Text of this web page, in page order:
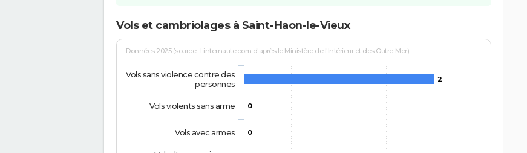
Vols et cambriolages à Saint-Haon-le-Vieux
Données 2025 (source : Linternaute.com d'après le Ministère de l'Intérieur et des Outre-Mer)
2
0
0
Vols sans violence contre des
personnes
Vols violents sans arme
Vols avec armes